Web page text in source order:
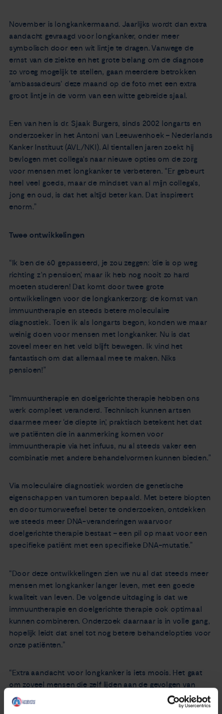
November is longkankermaand. Jaarlijks wordt dan extra
aandacht gevraagd voor longkanker, onder meer
symbolisch door een wit lintje te dragen. Vanwege de
ernst van de ziekte en het grote belang om de diagnose
zo vroeg mogelijk te stellen, gaan meerdere betrokken
‘ambassadeurs’ deze maand op de foto met een extra
groot lintje in de vorm van een witte gebreide sjaal.
Een van hen is dr. Sjaak Burgers, sinds 2002 longarts en
onderzoeker in het Antoni van Leeuwenhoek – Nederlands
Kanker Instituut (AVL/NKI). Al tientallen jaren zoekt hij
bevlogen met collega’s naar nieuwe opties om de zorg
voor mensen met longkanker te verbeteren. “Er gebeurt
heel veel goeds, maar de mindset van al mijn collega’s,
jong en oud, is dat het altijd beter kan. Dat inspireert
enorm.”
Twee ontwikkelingen
“Ik ben de 60 gepasseerd, je zou zeggen: ‘die is op weg
richting z’n pensioen’, maar ik heb nog nooit zo hard
moeten studeren! Dat komt door twee grote
ontwikkelingen voor de longkankerzorg: de komst van
immuuntherapie en steeds betere moleculaire
diagnostiek. Toen ik als longarts begon, konden we maar
weinig doen voor mensen met longkanker. Nu is dat
zoveel meer en het veld blijft bewegen. Ik vind het
fantastisch om dat allemaal mee te maken. Niks
pensioen!”
“Immuuntherapie en doelgerichte therapie hebben ons
werk compleet veranderd. Technisch kunnen artsen
daarmee meer ‘de diepte in’, praktisch betekent het dat
we patiënten die in aanmerking komen voor
immuuntherapie via het infuus, nu al steeds vaker een
combinatie met andere behandelvormen kunnen bieden.”
Via moleculaire diagnostiek worden de genetische
eigenschappen van tumoren bepaald. Met betere biopten
en door tumorweefsel beter te onderzoeken, ontdekken
we steeds meer DNA-veranderingen waarvoor
doelgerichte therapie bestaat – een pil op maat voor een
specifieke patiënt met een specifieke DNA-mutatie.”
“Door deze ontwikkelingen zien we nu al dat steeds meer
mensen met longkanker langer leven, met een goede
kwaliteit van leven. De volgende uitdaging is dat we
immuuntherapie en doelgerichte therapie ook optimaal
kunnen combineren. Onderzoek daarnaar is in volle gang,
hopelijk leidt dat snel tot nog betere behandelopties voor
onze patiënten.”
“Extra aandacht voor longkanker is iets moois. Het gaat
om zoveel mensen die zelf lijden aan de gevolgen van
deze nare ziekte én om nog veel meer mensen die hen
steunen. Van zowel patiënten als naasten horen wij als